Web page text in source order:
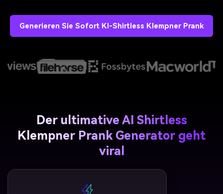
Generieren Sie Sofort KI-Shirtless Klempner Prank
Der ultimative AI Shirtless
Klempner Prank Generator geht
viral